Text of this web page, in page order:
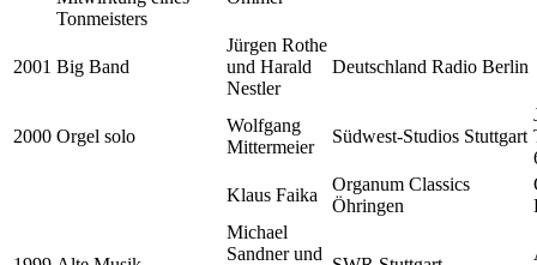
Tonmeisters
2001 Big Band
Jürgen Rothe
und Harald
Nestler
Deutschland Radio Berlin
2000 Orgel solo
Wolfgang
Mittermeier
Südwest-Studios Stuttgart
Klaus Faika
Organum Classics
Öhringen
Michael
Sandner und